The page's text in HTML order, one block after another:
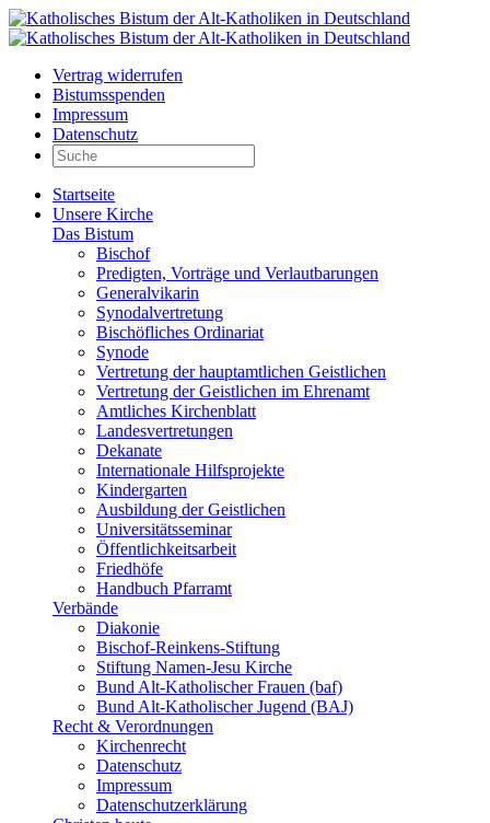
Vertrag widerrufen
Bistumsspenden
Impressum
Datenschutz
Startseite
Unsere Kirche
Das Bistum
Bischof
Predigten, Vorträge und Verlautbarungen
Generalvikarin
Synodalvertretung
Bischöfliches Ordinariat
Synode
Vertretung der hauptamtlichen Geistlichen
Vertretung der Geistlichen im Ehrenamt
Amtliches Kirchenblatt
Landesvertretungen
Dekanate
Internationale Hilfsprojekte
Kindergarten
Ausbildung der Geistlichen
Universitätsseminar
Öffentlichkeitsarbeit
Friedhöfe
Handbuch Pfarramt
Verbände
Diakonie
Bischof-Reinkens-Stiftung
Stiftung Namen-Jesu Kirche
Bund Alt-Katholischer Frauen (baf)
Bund Alt-Katholischer Jugend (BAJ)
Recht & Verordnungen
Kirchenrecht
Datenschutz
Impressum
Datenschutzerklärung